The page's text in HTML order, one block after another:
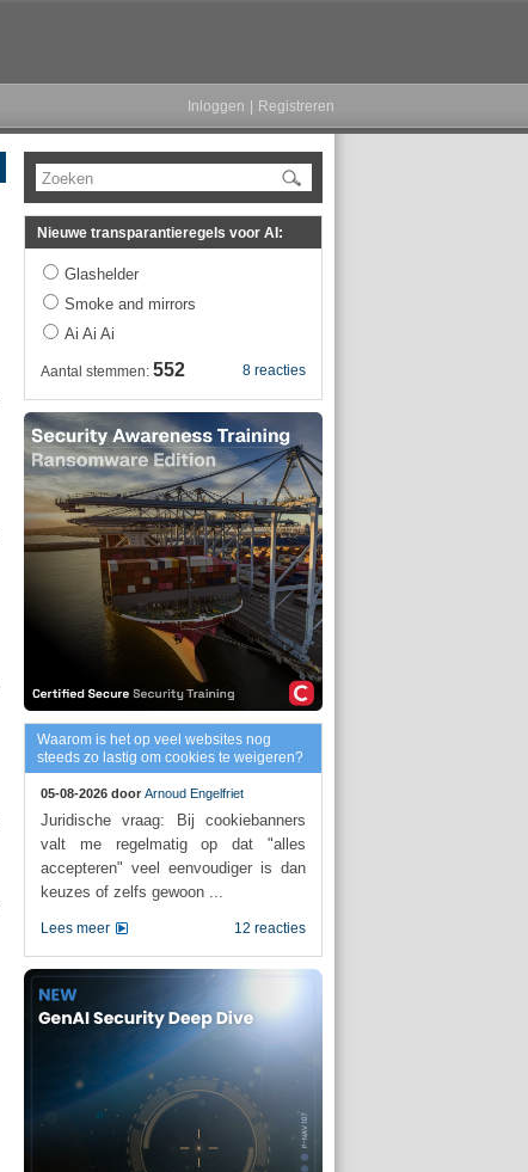
Inloggen Registreren
Zoeken
Nieuwe transparantieregels voor AI:
Glashelder
Smoke and mirrors
Ai Ai Ai
8 reacties
Aantal stemmen: 552
Waarom is het op veel websites nog
steeds zo lastig om cookies te weigeren?
05-08-2026 door Arnoud Engelfriet
Juridische vraag: Bij cookiebanners
valt me regelmatig op dat "alles
accepteren" veel eenvoudiger is dan
keuzes of zelfs gewoon ...
12 reacties
Lees meer